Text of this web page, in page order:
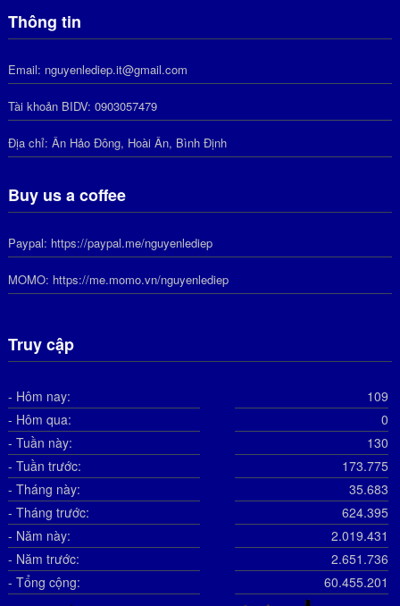
Thông tin
Email: nguyenlediep.it@gmail.com
Tài khoản BIDV: 0903057479
Địa chỉ: Ân Hảo Đông, Hoài Ân, Bình Định
Buy us a coffee
Paypal: https://paypal.me/nguyenlediep
MOMO: https://me.momo.vn/nguyenlediep
Truy cập
- Hôm nay:
109
- Hôm qua:
0
- Tuần này:
130
- Tuần trước:
173.775
- Tháng này:
35.683
- Tháng trước:
624.395
- Năm này:
2.019.431
- Năm trước:
2.651.736
- Tổng cộng:
60.455.201